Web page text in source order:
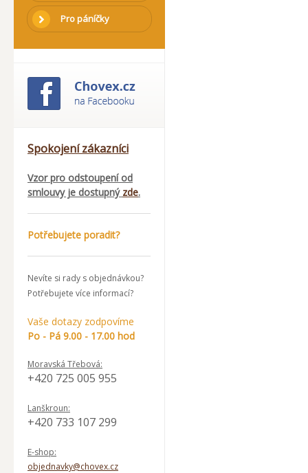
Pro páníčky
Spokojení zákazníci
Vzor pro odstoupení od
smlouvy je dostupný zde.
Potřebujete poradit?
Nevíte si rady s objednávkou?
Potřebujete více informací?
Vaše dotazy zodpovíme
Po - Pá 9.00 - 17.00 hod
Moravská Třebová:
+420 725 005 955
Lanškroun:
+420 733 107 299
E-shop:
objednavky@chovex.cz